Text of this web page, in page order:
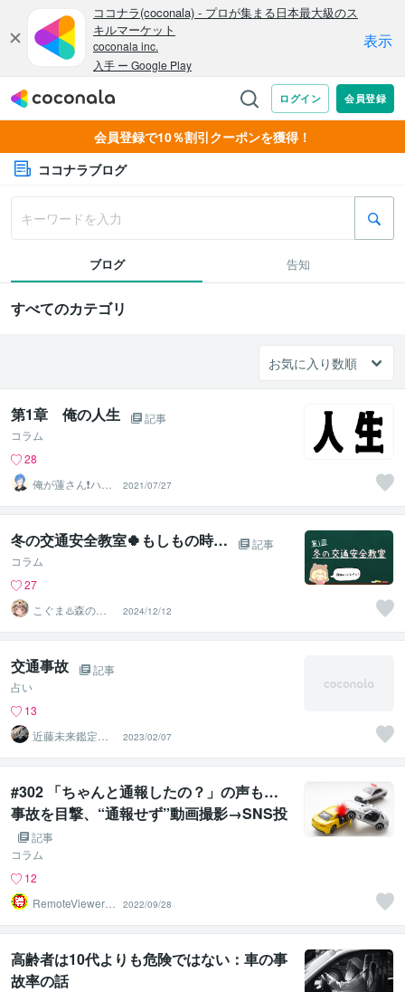
会員登録で10％割引クーポンを獲得！
ココナラブログ
ブログ 告知
すべてのカテゴリ
第1章 俺の人生
記事
コラム
28
俺が蓮さん❗️ハス
じゃありません
w
2021/07/27
冬の交通安全教室🍀もしもの時…
記事
コラム
27
こぐま♨️森のひ
みつ基地
2024/12/12
交通事故
記事
占い
13
近藤未来鑑定
近藤 光 【移転
済】
2023/02/07
#302 「ちゃんと通報したの？」の声も…
事故を目撃、“通報せず”動画撮影→SNS投
稿、罪に問える？
記事
コラム
12
RemoteViewer導
2022/09/28
高齢者は10代よりも危険ではない：車の事
故率の話